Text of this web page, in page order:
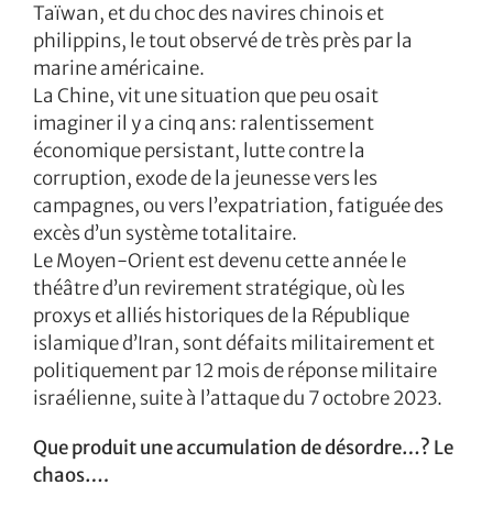
Taïwan, et du choc des navires chinois et
philippins, le tout observé de très près par la
marine américaine.
La Chine, vit une situation que peu osait
imaginer il y a cinq ans: ralentissement
économique persistant, lutte contre la
corruption, exode de la jeunesse vers les
campagnes, ou vers l’expatriation, fatiguée des
excès d’un système totalitaire.
Le Moyen-Orient est devenu cette année le
théâtre d’un revirement stratégique, où les
proxys et alliés historiques de la République
islamique d’Iran, sont défaits militairement et
politiquement par 12 mois de réponse militaire
israélienne, suite à l’attaque du 7 octobre 2023.
Que produit une accumulation de désordre…? Le
chaos….